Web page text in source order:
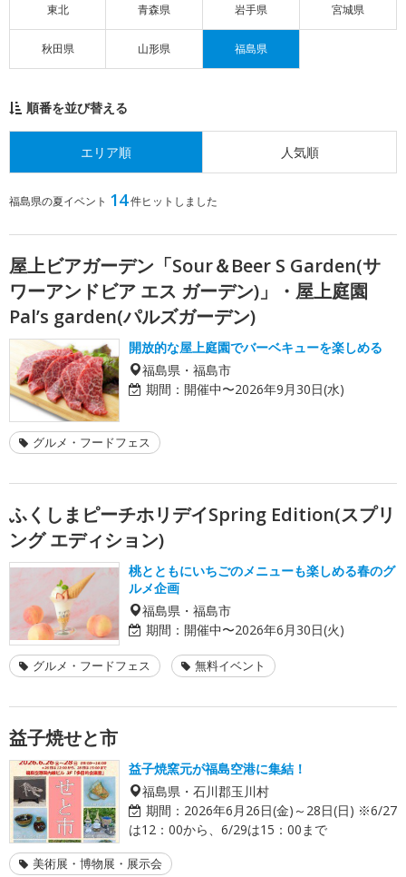
東北 青森県 岩手県 宮城県
秋田県 山形県 福島県
順番を並び替える
エリア順 人気順
福島県の夏イベント 14件ヒットしました
屋上ビアガーデン「Sour＆Beer S Garden(サ
ワーアンドビア エス ガーデン)」・屋上庭園
Pal’s garden(パルズガーデン)
開放的な屋上庭園でバーベキューを楽しめる
福島県・福島市
期間： 開催中〜2026年9月30日(水)
グルメ・フードフェス
ふくしまピーチホリデイSpring Edition(スプリ
ング エディション)
桃とともにいちごのメニューも楽しめる春のグ
ルメ企画
福島県・福島市
期間： 開催中〜2026年6月30日(火)
グルメ・フードフェス 無料イベント
益子焼せと市
益子焼窯元が福島空港に集結！
福島県・石川郡玉川村
期間： 2026年6月26日(金)～28日(日) ※6/27
は12：00から、6/29は15：00まで
美術展・博物展・展示会